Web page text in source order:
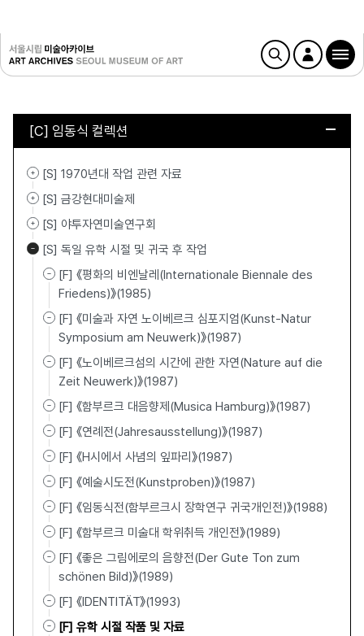
[C] 임동식 컬렉션
[S] 1970년대 작업 관련 자료
[S] 금강현대미술제
[S] 야투자연미술연구회
[S] 독일 유학 시절 및 귀국 후 작업
[F] 《평화의 비엔날레(Internationale Biennale des
Friedens)》(1985)
[F] 《미술과 자연 노이베르크 심포지엄(Kunst-Natur
Symposium am Neuwerk)》(1987)
[F] 《노이베르크섬의 시간에 관한 자연(Nature auf die
Zeit Neuwerk)》(1987)
[F] 《함부르크 대음향제(Musica Hamburg)》(1987)
[F] 《연례전(Jahresausstellung)》(1987)
[F] 《H시에서 사념의 잎파리》(1987)
[F] 《예술시도전(Kunstproben)》(1987)
[F] 《임동식전(함부르크시 장학연구 귀국개인전)》(1988)
[F] 《함부르크 미술대 학위취득 개인전》(1989)
[F] 《좋은 그림에로의 음향전(Der Gute Ton zum
schönen Bild)》(1989)
[F] 《IDENTITÄT》(1993)
[F] 유학 시절 작품 및 자료